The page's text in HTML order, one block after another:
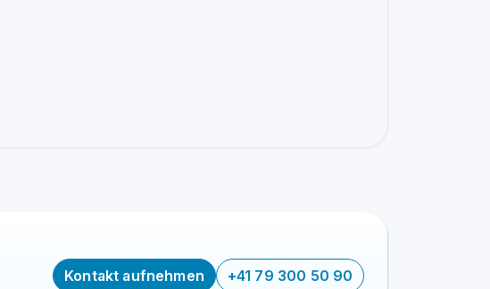
Kontakt aufnehmen +41 79 300 50 90